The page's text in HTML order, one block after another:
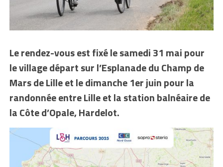
Le rendez-vous est fixé le samedi 31 mai pour
le village départ sur l’Esplanade du Champ de
Mars de Lille et le dimanche 1er juin pour la
randonnée entre Lille et la station balnéaire de
la Côte d’Opale, Hardelot.